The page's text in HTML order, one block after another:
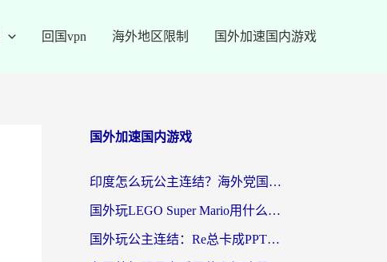
回国vpn 海外地区限制 国外加速国内游戏
国外加速国内游戏
印度怎么玩公主连结？海外党国服游戏加速终极指南（附仙境传说RO重生细胞优化技巧）
国外玩LEGO Super Mario用什么加速器？2026海外玩家亲测有效指南
国外玩公主连结：Re总卡成PPT？3步选对加速器，畅玩国服无压力